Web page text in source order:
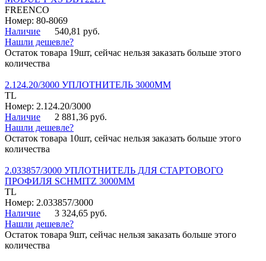
FREENCO
Номер: 80-8069
Наличие
540,81 руб.
Нашли дешевле?
Остаток товара 19шт, сейчас нельзя заказать больше этого
количества
2.124.20/3000 УПЛОТНИТЕЛЬ 3000ММ
TL
Номер: 2.124.20/3000
Наличие
2 881,36 руб.
Нашли дешевле?
Остаток товара 10шт, сейчас нельзя заказать больше этого
количества
2.033857/3000 УПЛОТНИТЕЛЬ ДЛЯ СТАРТОВОГО
ПРОФИЛЯ SCHMITZ 3000ММ
TL
Номер: 2.033857/3000
Наличие
3 324,65 руб.
Нашли дешевле?
Остаток товара 9шт, сейчас нельзя заказать больше этого
количества